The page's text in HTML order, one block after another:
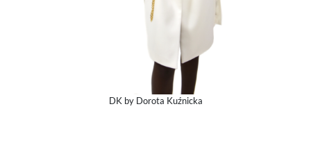
DK by Dorota Kuźnicka